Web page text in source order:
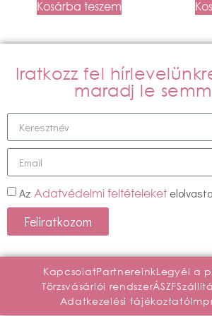
Kosárba teszem
Iratkozz fel
maradj le
Az Adatvédelmi feltételeket
Feliratkozom
KapcsolatPartnereinkLegyél a
Törzsvásárlói rendszerÁSZF
Adatkezelési tájékoztató